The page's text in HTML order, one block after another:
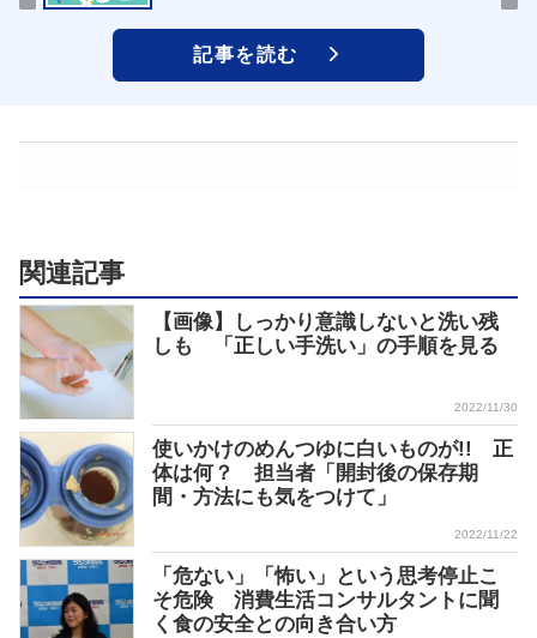
記事を読む
関連記事
【画像】しっかり意識しないと洗い残
しも 「正しい手洗い」の手順を見る
2022/11/30
使いかけのめんつゆに白いものが!! 正
体は何？ 担当者「開封後の保存期
間・方法にも気をつけて」
2022/11/22
「危ない」「怖い」という思考停止こ
そ危険 消費生活コンサルタントに聞
く食の安全との向き合い方